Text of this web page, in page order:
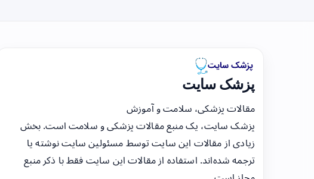
پزشک سایت
مقالات پزشکی، سلامت و آموزش
پزشک سایت، یک منبع مقالات پزشکی و سلامت است. بخش
زیادی از مقالات این سایت توسط مسئولین سایت نوشته یا
ترجمه شده‌اند. استفاده از مقالات این سایت فقط با ذکر منبع